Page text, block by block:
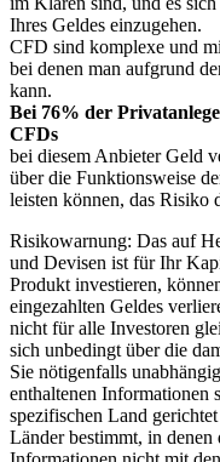
Ihres Geldes einzugehen.
CFD sind komplexe und
bei denen man aufgrund
kann.
Bei 76% der
CFDs
bei diesem Anbieter Geld
über die Funktionsweise
leisten können, das Risiko
Risikowarnung: Das auf
und Devisen ist für Ihr
Produkt investieren,
eingezahlten Geldes
nicht für alle Investoren
sich unbedingt über die
Sie nötigenfalls
enthaltenen Informationen
spezifischen Land
Länder bestimmt, in